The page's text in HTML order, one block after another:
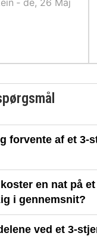
forvente af et 3-
en nat på
i gennemsnit?
ved et 3-